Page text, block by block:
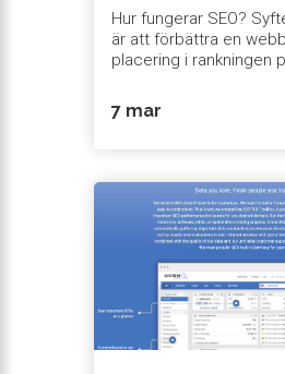
Hur fungerar SEO?
är att förbättra en
placering i rankningen
7 mar